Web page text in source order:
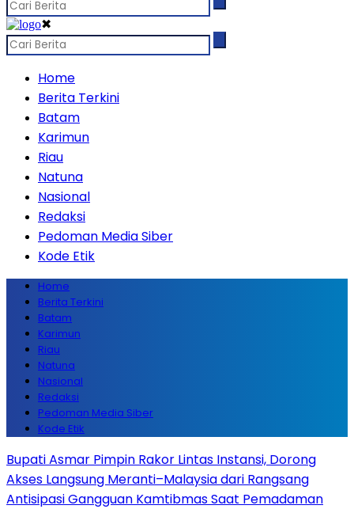
✖
Home
Berita Terkini
Batam
Karimun
Riau
Natuna
Nasional
Redaksi
Pedoman Media Siber
Kode Etik
Home
Berita Terkini
Batam
Karimun
Riau
Natuna
Nasional
Redaksi
Pedoman Media Siber
Kode Etik
Bupati Asmar Pimpin Rakor Lintas Instansi, Dorong
Akses Langsung Meranti–Malaysia dari Rangsang
Antisipasi Gangguan Kamtibmas Saat Pemadaman